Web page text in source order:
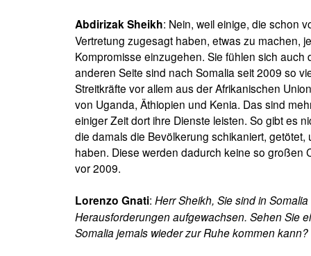
Abdirizak Sheikh: Nein, weil einige, die schon
Vertretung zugesagt haben, etwas zu machen,
Kompromisse einzugehen. Sie fühlen sich auch
anderen Seite sind nach Somalia seit 2009 so
Streitkräfte vor allem aus der Afrikanischen
von Uganda, Äthiopien und Kenia. Das sind
einiger Zeit dort ihre Dienste leisten. So gibt es
die damals die Bevölkerung schikaniert,
haben. Diese werden dadurch keine so großen
vor 2009.
Lorenzo Gnati: Herr Sheikh, Sie sind in
Herausforderungen aufgewachsen. Sehen Sie
Somalia jemals wieder zur Ruhe kommen kann?